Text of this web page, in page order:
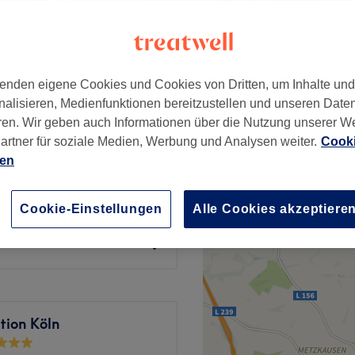
ab 66,50 €
Spare bis zu 5%
ab 85 €
Köln
eigene Cookies und Cookies von Dritten, um Inhalte
Medienfunktionen bereitzustellen und unseren
Wir geben auch Informationen über die Nutzung unserer
für soziale Medien, Werbung und Analysen weiter.
Cookie-Einstellungen Alle Cookies akzeptieren